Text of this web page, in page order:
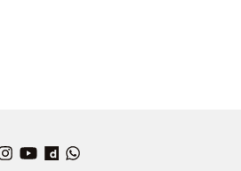
Instagram
YouTube
Dailymotion